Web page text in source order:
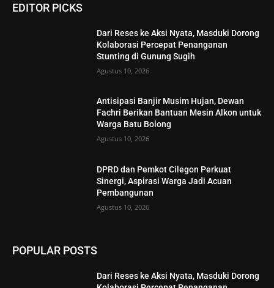
EDITOR PICKS
Dari Reses ke Aksi Nyata, Masduki Dorong
Kolaborasi Percepat Penanganan
Stunting di Gunung Sugih
Agustus 10, 2026
Antisipasi Banjir Musim Hujan, Dewan
Fachri Berikan Bantuan Mesin Alkon untuk
Warga Batu Bolong
Agustus 10, 2026
DPRD dan Pemkot Cilegon Perkuat
Sinergi, Aspirasi Warga Jadi Acuan
Pembangunan
Agustus 10, 2026
POPULAR POSTS
Dari Reses ke Aksi Nyata, Masduki Dorong